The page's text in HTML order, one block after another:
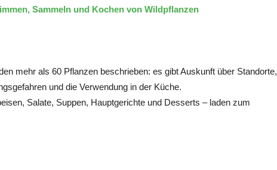
Sammeln und Kochen von Wildpflanzen
mehr als 60 Pflanzen beschrieben: es gibt Auskunft über Standorte,
und die Verwendung in der Küche.
Salate, Suppen, Hauptgerichte und Desserts – laden zum